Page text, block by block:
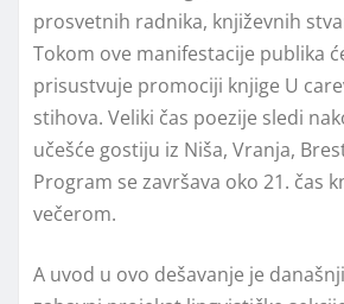
prosvetnih radnika, književnih
Tokom ove manifestacije publika
prisustvuje promociji knjige U
stihova. Veliki čas poezije sledi
učešće gostiju iz Niša, Vranja,
Program se završava oko 21. čas
večerom.
A uvod u ovo dešavanje je